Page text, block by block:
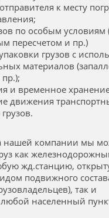
к месту
по особым условиям
пересчетом и пр.)
грузов с
материалов
и временное
движения
нашей компании мы
как
жд.станцию,
подвижного
так и
населенный